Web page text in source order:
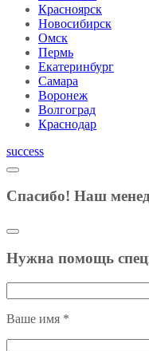
Красноярск
Новосибирск
Омск
Пермь
Екатеринбург
Самара
Воронеж
Волгоград
Краснодар
success
Спасибо! Наш
Нужна помощь
Ваше имя *